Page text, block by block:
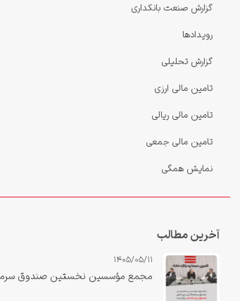
گزارش صنعت بانکداری
رویدادها
گزارش‌ تحلیلی
تامین مالی ارزی
تامین مالی ریالی
تامین مالی جمعی
نمایش همگی
آخرین مطالب
1405/05/11